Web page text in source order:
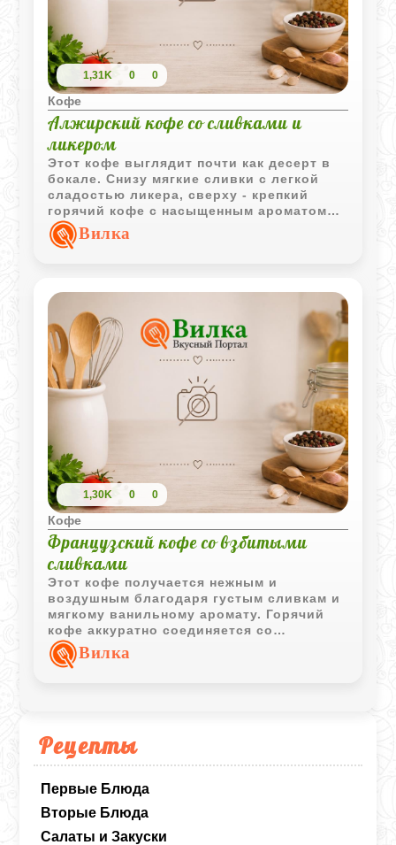
Рецепты
Первые Блюда
Вторые Блюда
Салаты и Закуски
1,31K 0 0
Кофе
Алжирский кофе со сливками и
ликером
Этот кофе выглядит почти как десерт в
бокале. Снизу мягкие сливки с легкой
сладостью ликера, сверху - крепкий
горячий кофе с насыщенным ароматом
свежего помола. Напиток получается
контрастным по температуре и текстуре,
Вилка
1,30K 0 0
Кофе
Французский кофе со взбитыми
сливками
Этот кофе получается нежным и
воздушным благодаря густым сливкам и
мягкому ванильному аромату. Горячий
кофе аккуратно соединяется со
сливочной шапкой, создавая красивую и
очень уютную подачу.
Вилка